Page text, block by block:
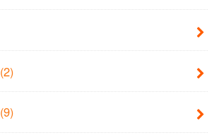
(2)
(9)